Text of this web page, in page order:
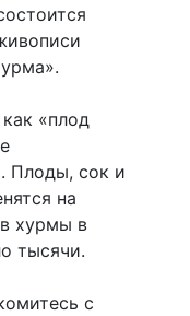
«плод
Плоды, сок и
на
хурмы в
тысячи.
с